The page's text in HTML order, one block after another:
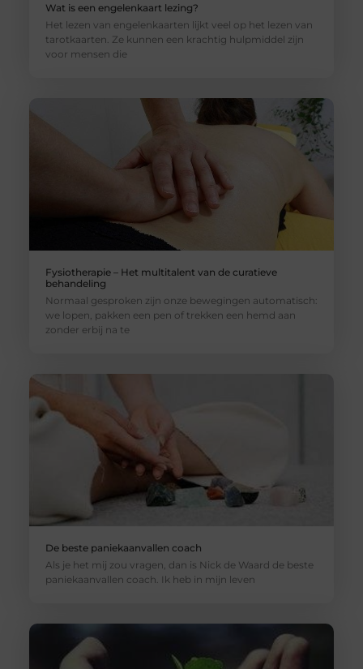
Wat is een engelenkaart lezing?
Het lezen van engelenkaarten lijkt veel op het lezen van
tarotkaarten. Ze kunnen een krachtig hulpmiddel zijn
voor mensen die
Fysiotherapie – Het multitalent van de curatieve
behandeling
Normaal gesproken zijn onze bewegingen automatisch:
we lopen, pakken een pen of trekken een hemd aan
zonder erbij na te
De beste paniekaanvallen coach
Als je het mij zou vragen, dan is Nick de Waard de beste
paniekaanvallen coach. Ik heb in mijn leven